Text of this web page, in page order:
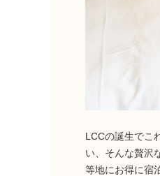
LCCの誕生でこ
い、そんな贅沢
等地にお得に宿